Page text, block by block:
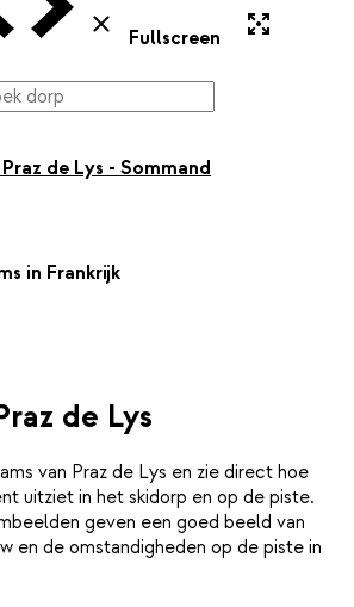
Sluiten
Fullscreen
de Lys - Sommand
in Frankrijk
de Lys
van Praz de Lys en zie direct hoe
uitziet in het skidorp en op de piste.
geven een goed beeld van
en de omstandigheden op de piste in